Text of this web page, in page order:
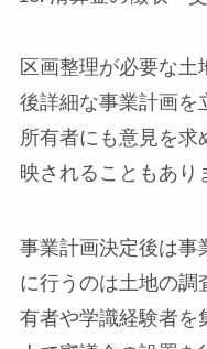
区画整理が必要な
後詳細な事業計画を
所有者にも意見を求
映されることもあり
事業計画決定後は事
に行うのは土地の調
有者や学識経験者を